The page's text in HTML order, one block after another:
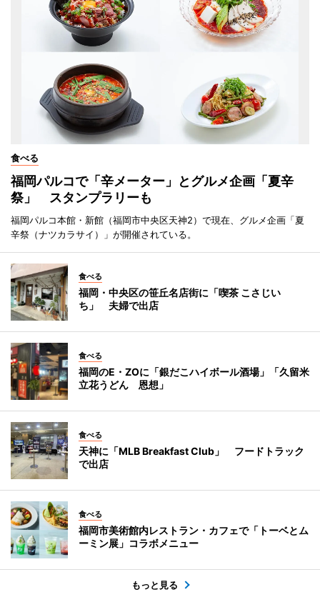
食べる
福岡パルコで「辛メーター」とグルメ企画「夏辛
祭」 スタンプラリーも
福岡パルコ本館・新館（福岡市中央区天神2）で現在、グルメ企画「夏
辛祭（ナツカラサイ）」が開催されている。
食べる
福岡・中央区の笹丘名店街に「喫茶 こさじい
ち」 夫婦で出店
食べる
福岡のE・ZOに「銀だこハイボール酒場」「久留米
立花うどん 恩想」
食べる
天神に「MLB Breakfast Club」 フードトラック
で出店
食べる
福岡市美術館内レストラン・カフェで「トーベとム
ーミン展」コラボメニュー
もっと見る